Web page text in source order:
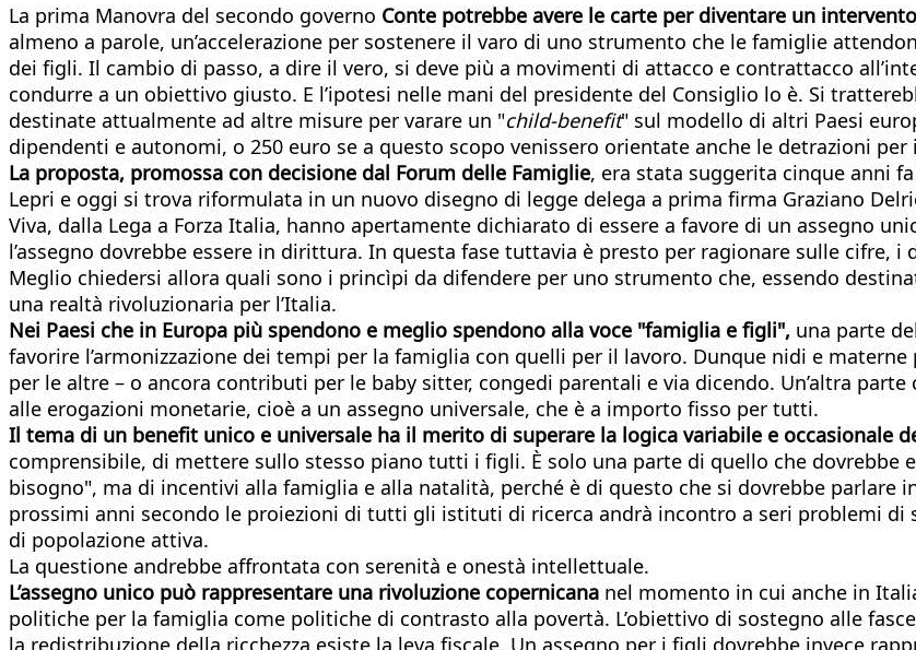
La prima Manovra del secondo governo Conte potrebbe avere le carte per diventare un
almeno a parole, un’accelerazione per sostenere il varo di uno strumento che le famiglie
dei figli. Il cambio di passo, a dire il vero, si deve più a movimenti di attacco e contrattacco
condurre a un obiettivo giusto. E l’ipotesi nelle mani del presidente del Consiglio lo è. Si
destinate attualmente ad altre misure per varare un "child-benefit" sul modello di altri Paesi
dipendenti e autonomi, o 250 euro se a questo scopo venissero orientate anche le detrazioni
La proposta, promossa con decisione dal Forum delle Famiglie, era stata suggerita cinque anni
Lepri e oggi si trova riformulata in un nuovo disegno di legge delega a prima firma Graziano
Viva, dalla Lega a Forza Italia, hanno apertamente dichiarato di essere a favore di un assegno
l’assegno dovrebbe essere in dirittura. In questa fase tuttavia è presto per ragionare sulle cifre, i
Meglio chiedersi allora quali sono i princìpi da difendere per uno strumento che, essendo
una realtà rivoluzionaria per l’Italia.
Nei Paesi che in Europa più spendono e meglio spendono alla voce "famiglia e figli", una parte
favorire l’armonizzazione dei tempi per la famiglia con quelli per il lavoro. Dunque nidi e
per le altre – o ancora contributi per le baby sitter, congedi parentali e via dicendo. Un’altra
alle erogazioni monetarie, cioè a un assegno universale, che è a importo fisso per tutti.
Il tema di un benefit unico e universale ha il merito di superare la logica variabile e occasionale
comprensibile, di mettere sullo stesso piano tutti i figli. È solo una parte di quello che dovrebbe
bisogno", ma di incentivi alla famiglia e alla natalità, perché è di questo che si dovrebbe parlare
prossimi anni secondo le proiezioni di tutti gli istituti di ricerca andrà incontro a seri problemi di
di popolazione attiva.
La questione andrebbe affrontata con serenità e onestà intellettuale.
L’assegno unico può rappresentare una rivoluzione copernicana nel momento in cui anche in
politiche per la famiglia come politiche di contrasto alla povertà. L’obiettivo di sostegno alle
la redistribuzione della ricchezza esiste la leva fiscale. Un assegno per i figli dovrebbe invece